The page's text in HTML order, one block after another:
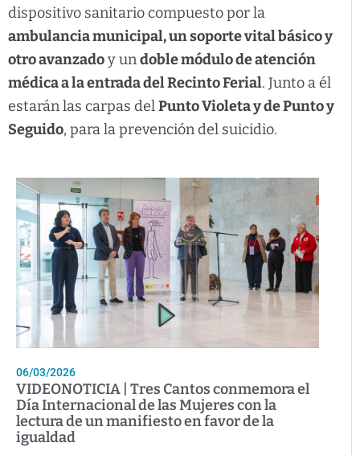
dispositivo sanitario compuesto por la
ambulancia municipal, un soporte vital básico y
otro avanzadoy undoble módulo de atención
médica a la entrada del Recinto Ferial. Junto a él
estarán las carpas delPunto Violeta y de Punto y
Seguido, para la prevención del suicidio.
06/03/2026
VIDEONOTICIA | Tres Cantos conmemora el
Día Internacional de las Mujeres con la
lectura de un manifiesto en favor de la
igualdad